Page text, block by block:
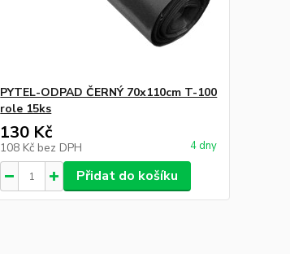
PYTEL-ODPAD ČERNÝ 70x110cm T-100
role 15ks
130 Kč
108 Kč bez DPH 4 dny
Přidat do košíku